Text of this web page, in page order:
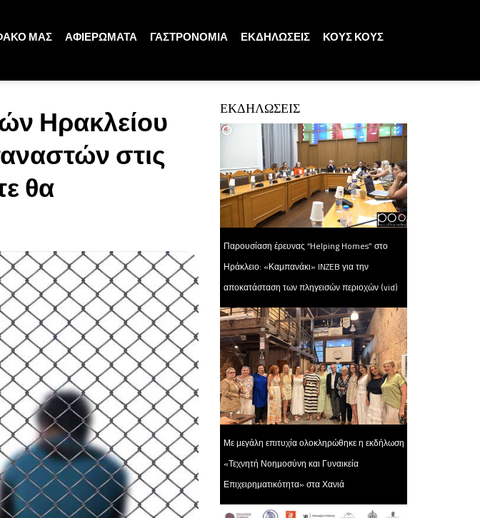
ΜΑΣ ΑΦΙΕΡΩΜΑΤΑ ΓΑΣΤΡΟΝΟΜΙΑ ΕΚΔΗΛΩΣΕΙΣ ΚΟΥΣ ΚΟΥΣ
Ηρακλείου
στις
θα
ΕΚΔΗΛΩΣΕΙΣ
Παρουσίαση έρευνας “Helping Homes” στο
Ηράκλειο: «Καμπανάκι» INZEB για την
αποκατάσταση των πληγεισών περιοχών (vid)
Με μεγάλη επιτυχία ολοκληρώθηκε η εκδήλωση
«Τεχνητή Νοημοσύνη και Γυναικεία
Επιχειρηματικότητα» στα Χανιά